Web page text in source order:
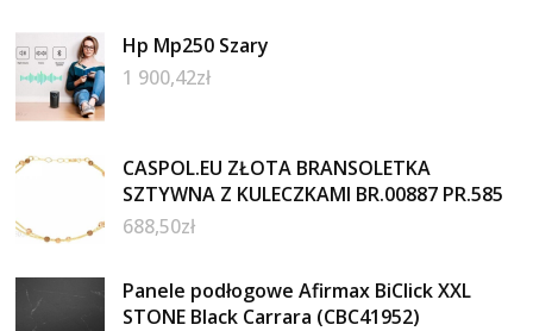
Hp Mp250 Szary
1 900,42zł
CASPOL.EU ZŁOTA BRANSOLETKA
SZTYWNA Z KULECZKAMI BR.00887 PR.585
688,50zł
Panele podłogowe Afirmax BiClick XXL
STONE Black Carrara (CBC41952)